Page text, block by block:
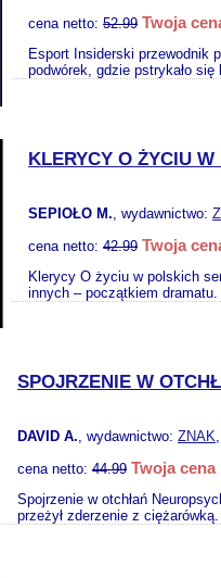
cena netto: 52.99 Twoja
Esport Insiderski przewodnik
podwórek, gdzie pstrykało
KLERYCY O ŻYCIU
SEPIOŁO M., wydawnictwo:
cena netto: 42.99 Twoja
Klerycy O życiu w polskich
innych – początkiem
SPOJRZENIE W
DAVID A., wydawnictwo: ZNAK
cena netto: 44.99 Twoja cena
Spojrzenie w otchłań
przeżył zderzenie z